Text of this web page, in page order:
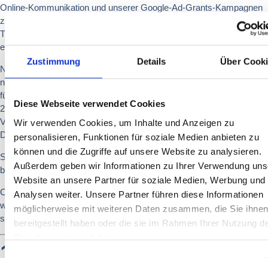
Zustimmung Details Über
Diese Webseite verwendet Cookies
Wir verwenden Cookies, um Inhalte und Anzeigen zu
personalisieren, Funktionen für soziale Medien anbieten zu
können und die Zugriffe auf unsere Website zu analysieren.
Außerdem geben wir Informationen zu Ihrer Verwendung
Website an unsere Partner für soziale Medien, Werbung und
Analysen weiter. Unsere Partner führen diese Informationen
möglicherweise mit weiteren Daten zusammen, die Sie ihnen
bereitgestellt haben oder die sie im Rahmen Ihrer Nutzung
Online-Kommunikation und unserer Google-Ad-Grants-Kampagnen
zu messen. Dazu gehören insbesondere Google Ads Conversion
Tracking und Google Tag Manager, soweit eine Einwilligung
erforderlich ist und erteilt wurde.
Nicht notwendige Cookies und vergleichbare Technologien werden
nur eingesetzt, wenn Sie zuvor eingewilligt haben. Rechtsgrundlage
für die Speicherung von Informationen auf Ihrem Endgerät ist dann §
25 Abs. 1 TDDDG. Rechtsgrundlage für die anschließende
Verarbeitung personenbezogener Daten ist Art. 6 Abs. 1 lit. a
DSGVO.
Sie können Ihre Einwilligung jederzeit über das Cookie-Banner
beziehungsweise die Cookie-Einstellungen widerrufen oder ändern.
Cookiebot kann in Verbindung mit Google Tag Manager eingesetzt
werden, um Dienste abhängig von der erteilten Einwilligung zu
steuern.